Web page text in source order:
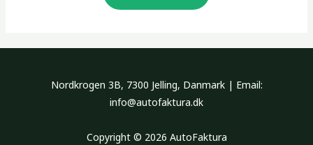
Nordkrogen 3B, 7300 Jelling, Danmark | Email:
info@autofaktura.dk
Copyright © 2026 AutoFaktura